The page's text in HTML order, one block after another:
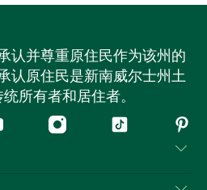
认并尊重原住民作为该州的
认原住民是新南威尔士州土
所有者和居住者。
Instagram抖